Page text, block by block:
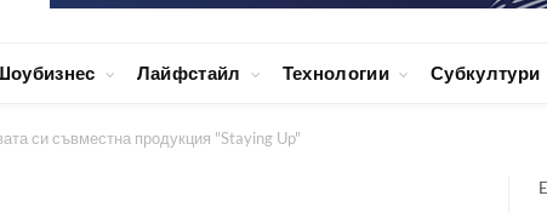
Лайфстайл Технологии Субкултури
си съвместна продукция "Staying Up"